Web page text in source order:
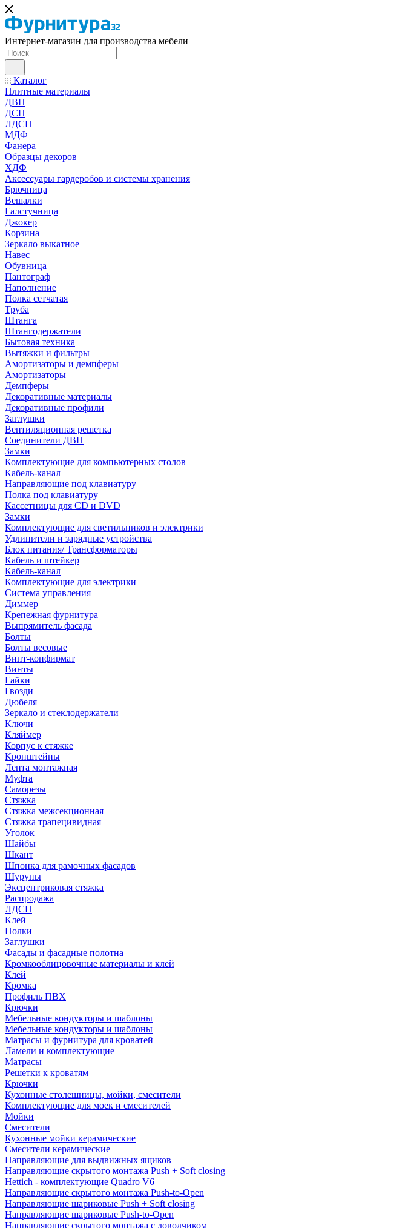
Интернет-магазин для производства мебели
Каталог
Плитные материалы
ДВП
ДСП
ЛДСП
МДФ
Фанера
Образцы декоров
ХДФ
Аксессуары гардеробов и системы хранения
Брючница
Вешалки
Галстучница
Джокер
Корзина
Зеркало выкатное
Навес
Обувница
Пантограф
Наполнение
Полка сетчатая
Труба
Штанга
Штангодержатели
Бытовая техника
Вытяжки и фильтры
Амортизаторы и демпферы
Амортизаторы
Демпферы
Декоративные материалы
Декоративные профили
Заглушки
Вентиляционная решетка
Соединители ДВП
Замки
Комплектующие для компьютерных столов
Кабель-канал
Направляющие под клавиатуру
Полка под клавиатуру
Кассетницы для CD и DVD
Замки
Комплектующие для светильников и электрики
Удлинители и зарядные устройства
Блок питания/ Трансформаторы
Кабель и штейкер
Кабель-канал
Комплектующие для электрики
Система управления
Диммер
Крепежная фурнитура
Выпрямитель фасада
Болты
Болты весовые
Винт-конфирмат
Винты
Гайки
Гвозди
Дюбеля
Зеркало и стеклодержатели
Ключи
Кляймер
Корпус к стяжке
Кронштейны
Лента монтажная
Муфта
Саморезы
Стяжка
Стяжка межсекционная
Стяжка трапецивидная
Уголок
Шайбы
Шкант
Шпонка для рамочных фасадов
Шурупы
Эксцентриковая стяжка
Распродажа
ЛДСП
Клей
Полки
Заглушки
Фасады и фасадные полотна
Кромкооблицовочные материалы и клей
Клей
Кромка
Профиль ПВХ
Крючки
Мебельные кондукторы и шаблоны
Мебельные кондукторы и шаблоны
Матрасы и фурнитура для кроватей
Ламели и комплектующие
Матрасы
Решетки к кроватям
Крючки
Кухонные столешницы, мойки, смесители
Комплектующие для моек и смесителей
Мойки
Смесители
Кухонные мойки керамические
Смесители керамические
Направляющие для выдвижных ящиков
Направляющие скрытого монтажа Push + Soft closing
Hettich - комплектующие Quadro V6
Направляющие скрытого монтажа Push-to-Open
Направляющие шариковые Push + Soft closing
Направляющие шариковые Push-to-Open
Направляющие скрытого монтажа с доводчиком